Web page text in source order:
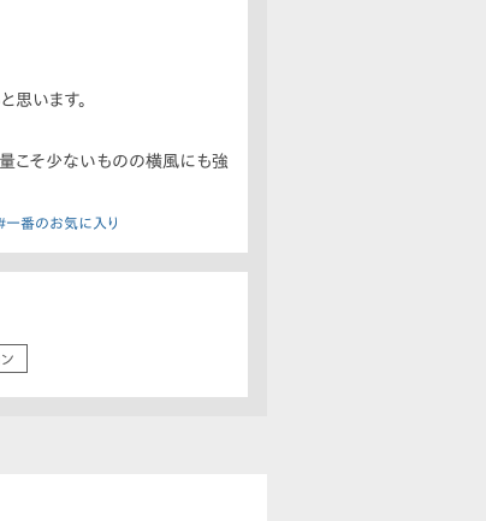
思います。
こそ少ないものの横風にも強
一番のお気に入り